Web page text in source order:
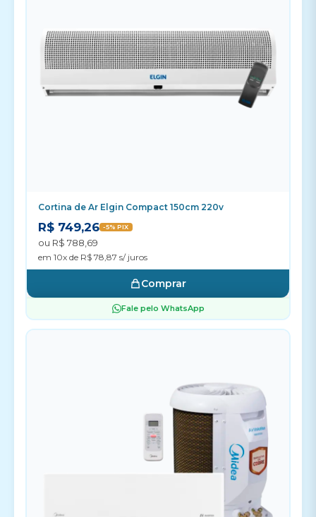
Cortina de Ar Elgin Compact 150cm 220v
R$ 749,26 -5% PIX
ou R$ 788,69
em 10x de R$ 78,87 s/ juros
Comprar
Fale pelo WhatsApp